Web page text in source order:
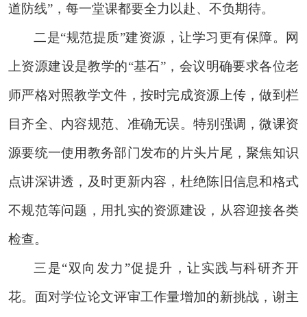
道防线”，每一堂课都要全力以赴、不负期待。
二是“规范提质”建资源，让学习更有保障。网
上资源建设是教学的“基石”，会议明确要求各位老
师严格对照教学文件，按时完成资源上传，做到栏
目齐全、内容规范、准确无误。特别强调，微课资
源要统一使用教务部门发布的片头片尾，聚焦知识
点讲深讲透，及时更新内容，杜绝陈旧信息和格式
不规范等问题，用扎实的资源建设，从容迎接各类
检查。
三是“双向发力”促提升，让实践与科研齐开
花。面对学位论文评审工作量增加的新挑战，谢主